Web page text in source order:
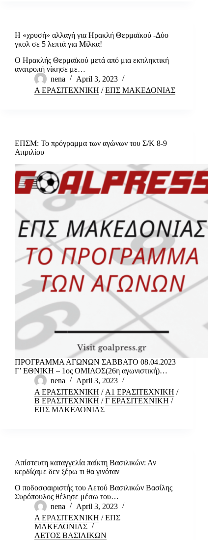
Η «χρυσή» αλλαγή για Ηρακλή Θερμαϊκού -Δύο
γκολ σε 5 λεπτά για Μίλκα!
Ο Ηρακλής Θερμαϊκού μετά από μια εκπληκτική
ανατροπή νίκησε με…
nena
April 3, 2023
Α ΕΡΑΣΙΤΕΧΝΙΚΗ /ΕΠΣ ΜΑΚΕΔΟΝΙΑΣ
ΕΠΣΜ: Το πρόγραμμα των αγώνων του Σ/Κ 8-9
Απριλίου
ΠΡΟΓΡΑΜΜΑ ΑΓΩΝΩΝ ΣΑΒΒΑΤΟ 08.04.2023
Γ’ ΕΘΝΙΚΗ – 1ος ΟΜΙΛΟΣ(26η αγωνιστική)…
nena
April 3, 2023
Α ΕΡΑΣΙΤΕΧΝΙΚΗ / Α1 ΕΡΑΣΙΤΕΧΝΙΚΗ /
Β ΕΡΑΣΙΤΕΧΝΙΚΗ /Γ ΕΡΑΣΙΤΕΧΝΙΚΗ /
ΕΠΣ ΜΑΚΕΔΟΝΙΑΣ
Απίστευτη καταγγελία παίκτη Βασιλικών: Αν
κερδίζαμε δεν ξέρω τι θα γινόταν
Ο ποδοσφαιριστής του Αετού Βασιλικών Βασίλης
Συρόπουλος θέλησε μέσω του…
nena
April 3, 2023
Α ΕΡΑΣΙΤΕΧΝΙΚΗ /ΕΠΣ
ΜΑΚΕΔΟΝΙΑΣ
ΑΕΤΟΣ ΒΑΣΙΛΙΚΩΝ